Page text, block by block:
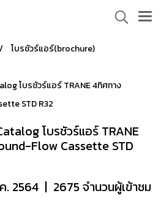
โบรชัวร์แอร์(brochure)
โบรชัวร์แอร์ TRANE 4ทิศทาง
STD R32
โบรชัวร์แอร์ TRANE
Flow Cassette STD
. 2564 | 2675 จำนวนผู้เข้าชม